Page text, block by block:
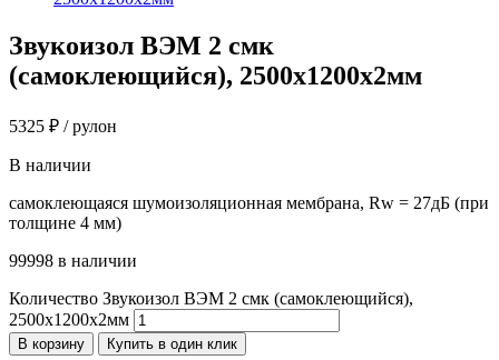
Звукоизол ВЭМ 2 смк
(самоклеющийся), 2500х1200х2мм
5325 ₽ / рулон
В наличии
самоклеющаяся шумоизоляционная мембрана, Rw = 27дБ (при
толщине 4 мм)
99998 в наличии
Количество Звукоизол ВЭМ 2 смк (самоклеющийся),
2500х1200х2мм
В корзину Купить в один клик